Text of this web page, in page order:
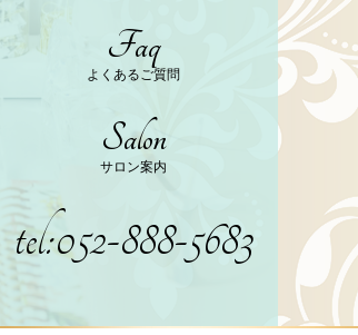
Faq
よくあるご質問
Salon
サロン案内
tel:052-888-5683